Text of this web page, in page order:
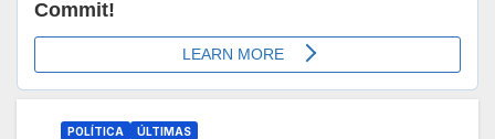
POLÍTICA ÚLTIMAS